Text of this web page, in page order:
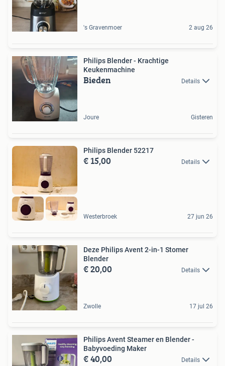
's Gravenmoer 2 aug 26
Philips Blender - Krachtige
Keukenmachine
Bieden Details
Joure Gisteren
Philips Blender 52217
€ 15,00 Details
Westerbroek 27 jun 26
Deze Philips Avent 2-in-1 Stomer
Blender
€ 20,00 Details
Zwolle 17 jul 26
Philips Avent Steamer en Blender -
Babyvoeding Maker
€ 40,00 Details